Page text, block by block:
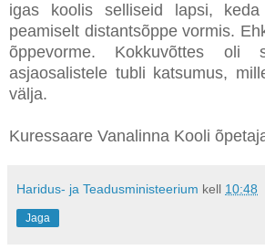
igas koolis selliseid lapsi, keda
peamiselt distantsõppe vormis.
õppevorme. Kokkuvõttes oli
asjaosalistele tubli katsumus,
välja.
Kuressaare Vanalinna Kooli
Haridus- ja Teadusministeerium kell 10:48
Jaga